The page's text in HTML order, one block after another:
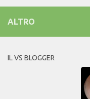
ALTRO
IL VS BLOGGER